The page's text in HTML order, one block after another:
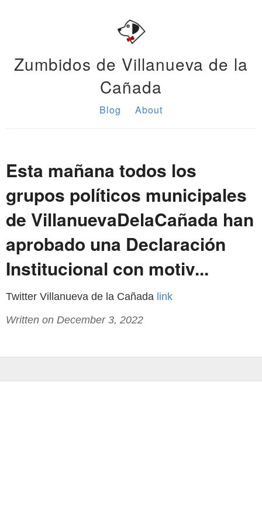
Zumbidos de Villanueva de la
Cañada
Blog About
Esta mañana todos los
grupos políticos municipales
de VillanuevaDelaCañada han
aprobado una Declaración
Institucional con motiv...
Twitter Villanueva de la Cañada link
Written on December 3, 2022